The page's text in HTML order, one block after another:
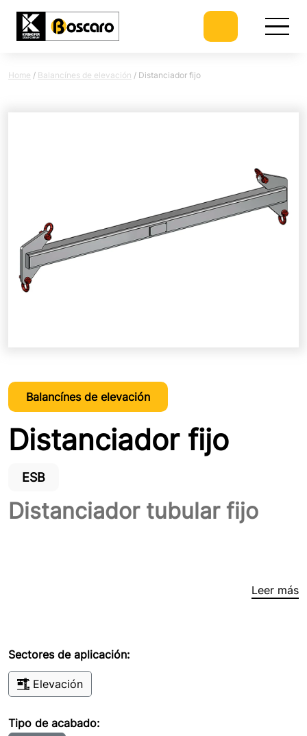
Home / Balancínes de elevación / Distanciador fijo
Balancínes de elevación
Distanciador fijo
ESB
Distanciador tubular fijo
Leer más
Sectores de aplicación:
Elevación
Tipo de acabado: